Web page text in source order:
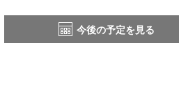
今後の予定を見る